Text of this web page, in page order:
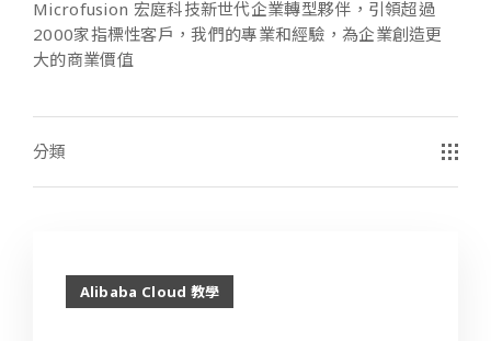
Microfusion 宏庭科技新世代企業轉型夥伴，引領超過
2000家指標性客戶，我們的專業和經驗，為企業創造更
大的商業價值
分類
Alibaba Cloud 教學